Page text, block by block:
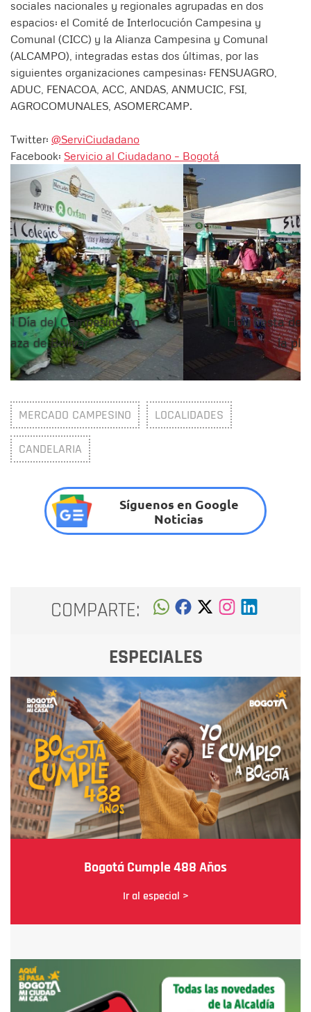
sociales nacionales y regionales agrupadas en dos
espacios: el Comité de Interlocución Campesina y
Comunal (CICC) y la Alianza Campesina y Comunal
(ALCAMPO), integradas estas dos últimas, por las
siguientes organizaciones campesinas: FENSUAGRO,
ADUC, FENACOA, ACC, ANDAS, ANMUCIC, FSI,
AGROCOMUNALES, ASOMERCAMP.
Twitter: @ServiCiudadano
Facebook: Servicio al Ciudadano – Bogotá
Hoy fiesta del Día del Campesino en
la plaza de Bolívar
Siguiente
MERCADO CAMPESINO LOCALIDADES
CANDELARIA
Síguenos en Google
Noticias
COMPARTE:
ESPECIALES
Bogotá Cumple 488 Años
Ir al especial >